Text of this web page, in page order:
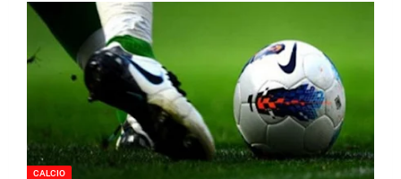
CALCIO